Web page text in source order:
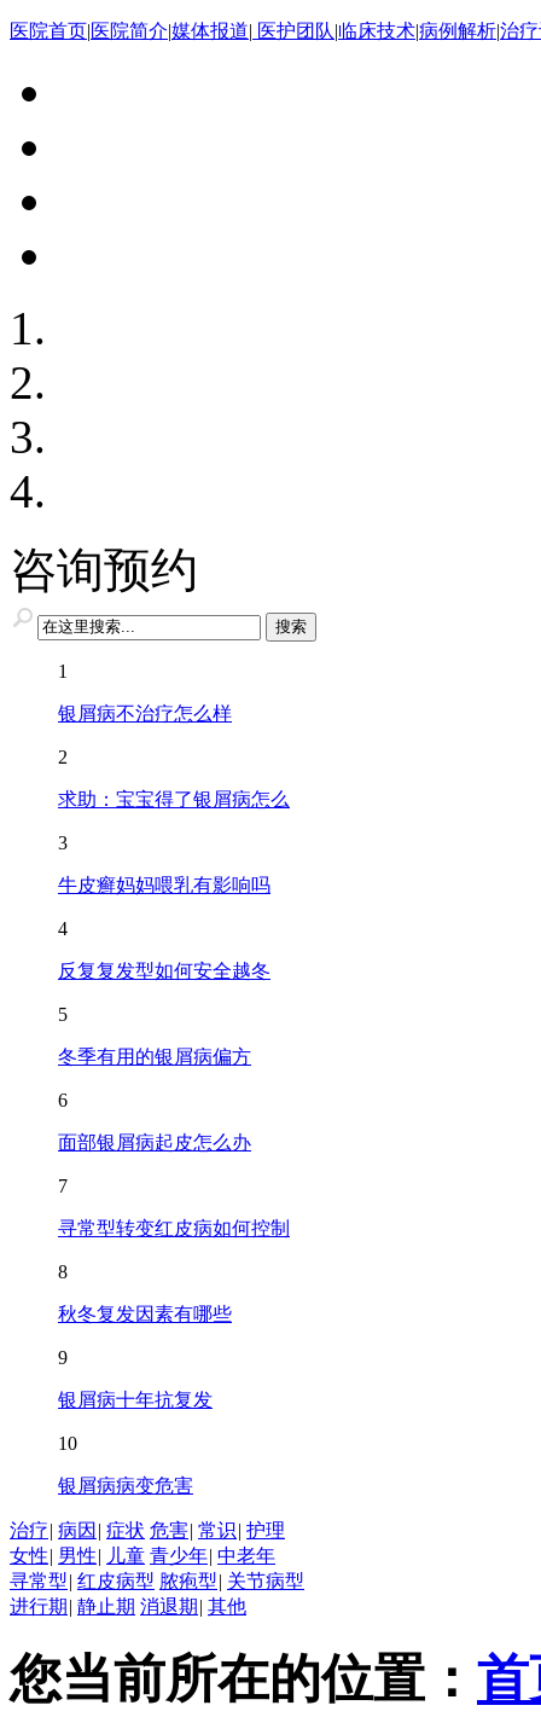
医院首页|医院简介|媒体报道| 医护团队|临床技术|病例解析|治
咨询预约
1
银屑病不治疗怎么样
2
求助：宝宝得了银屑病怎么
3
牛皮癣妈妈喂乳有影响吗
4
反复复发型如何安全越冬
5
冬季有用的银屑病偏方
6
面部银屑病起皮怎么办
7
寻常型转变红皮病如何控制
8
秋冬复发因素有哪些
9
银屑病十年抗复发
10
银屑病病变危害
治疗| 病因 | 症状 危害| 常识| 护理
女性| 男性| 儿童 青少年| 中老年
寻常型| 红皮病型 脓疱型| 关节病型
进行期 | 静止期 消退期 | 其他
您当前所在的位置： 首